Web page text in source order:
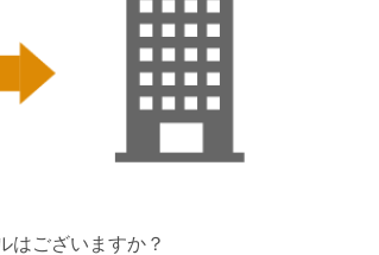
はございますか？